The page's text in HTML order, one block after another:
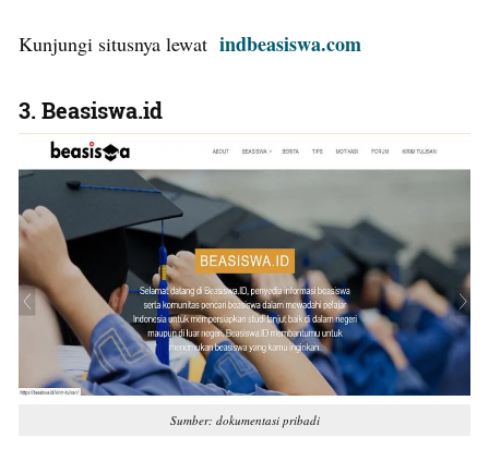
Kunjungi situsnya lewat indbeasiswa.com
3. Beasiswa.id
Sumber: dokumentasi pribadi